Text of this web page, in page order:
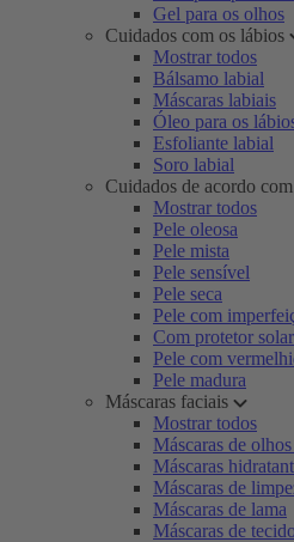
Gel para os olhos
Cuidados com os lábios
Mostrar todos
Bálsamo labial
Máscaras labiais
Óleo para os
Esfoliante labial
Soro labial
Cuidados de acordo
Mostrar todos
Pele oleosa
Pele mista
Pele sensível
Pele seca
Pele com
Com protetor solar
Pele com
Pele madura
Máscaras faciais
Mostrar todos
Máscaras de
Máscaras
Máscaras de
Máscaras de lama
Máscaras de